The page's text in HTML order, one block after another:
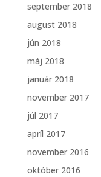
september 2018
august 2018
jún 2018
máj 2018
január 2018
november 2017
júl 2017
apríl 2017
november 2016
október 2016